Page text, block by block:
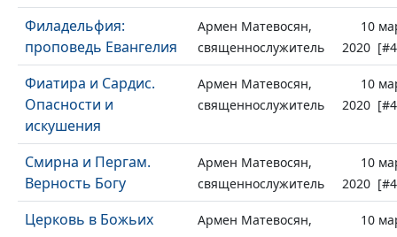
Филадельфия:
проповедь Евангелия
Армен Матевосян,
священнослужитель
10
2020
Фиатира и Сардис.
Опасности и
искушения
Армен Матевосян,
священнослужитель
10
2020
Смирна и Пергам.
Верность Богу
Армен Матевосян,
священнослужитель
10
2020
Церковь в Божьих
Армен Матевосян,
10